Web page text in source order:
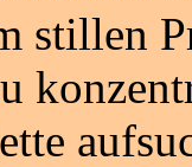
stillen